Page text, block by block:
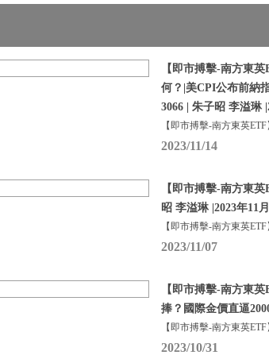
【即市搏擊-南方東
何？|美CPI公布前納
3066 | 朱子昭 李溢琳
【即市搏擊-南方東英
2023/11/14
【即市搏擊-南方東
昭 李溢琳 |2023年11
【即市搏擊-南方東英
2023/11/07
【即市搏擊-南方東
捧？國際金價直逼
【即市搏擊-南方東英
2023/10/31